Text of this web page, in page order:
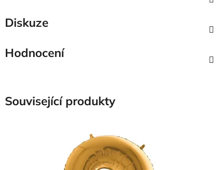
Diskuze
Hodnocení
Související produkty